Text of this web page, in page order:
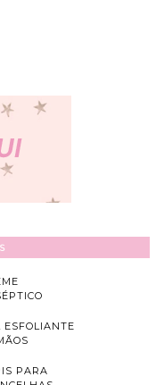
ESFOLIANTE
PARA